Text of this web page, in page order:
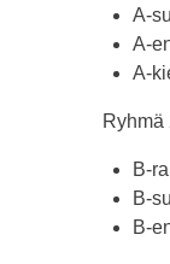
A-
A-
A-
Ryhmä
B-
B-
B-